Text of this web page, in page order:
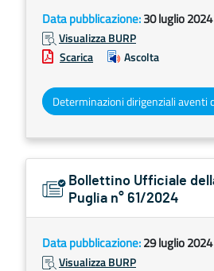
Data pubblicazione:30 luglio 2024
Visualizza BURP
Scarica
Ascolta
Bollettino Ufficiale
Puglia n° 61/2024
Data pubblicazione:29 luglio 2024
Visualizza BURP